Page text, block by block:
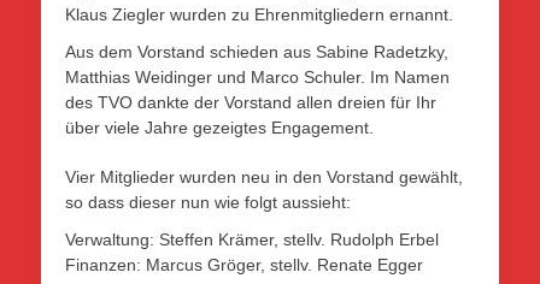
Klaus Ziegler wurden zu Ehrenmitgliedern ernannt.
Aus dem Vorstand schieden aus Sabine Radetzky,
Matthias Weidinger und Marco Schuler. Im Namen
des TVO dankte der Vorstand allen dreien für Ihr
über viele Jahre gezeigtes Engagement.
Vier Mitglieder wurden neu in den Vorstand gewählt,
so dass dieser nun wie folgt aussieht:
Verwaltung: Steffen Krämer, stellv. Rudolph Erbel
Finanzen: Marcus Gröger, stellv. Renate Egger